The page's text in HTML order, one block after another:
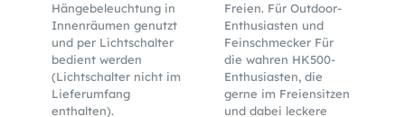
Hängebeleuchtung in
Innenräumen genutzt
und per Lichtschalter
bedient werden
(Lichtschalter nicht im
Lieferumfang
enthalten).
Freien. Für Outdoor-
Enthusiasten und
Feinschmecker Für
die wahren HK500-
Enthusiasten, die
gerne im Freiensitzen
und dabei leckere